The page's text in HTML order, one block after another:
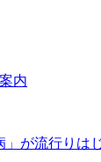
内
が流行りは